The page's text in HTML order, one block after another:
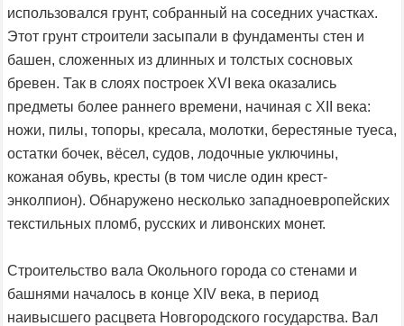
использовался грунт, собранный на соседних участках.
Этот грунт строители засыпали в фундаменты стен и
башен, сложенных из длинных и толстых сосновых
бревен. Так в слоях построек XVI века оказались
предметы более раннего времени, начиная с XII века:
ножи, пилы, топоры, кресала, молотки, берестяные туеса,
остатки бочек, вёсел, судов, лодочные уключины,
кожаная обувь, кресты (в том числе один крест-
энколпион). Обнаружено несколько западноевропейских
текстильных пломб, русских и ливонских монет.
Строительство вала Окольного города со стенами и
башнями началось в конце XIV века, в период
наивысшего расцвета Новгородского государства. Вал